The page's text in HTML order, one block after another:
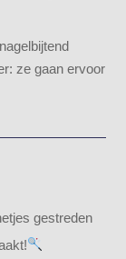
ze gaan ervoor
gestreden